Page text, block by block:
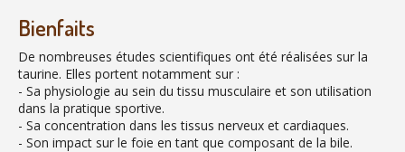
Bienfaits
De nombreuses études scientifiques ont été réalisées sur la
taurine. Elles portent notamment sur :
- Sa physiologie au sein du tissu musculaire et son utilisation
dans la pratique sportive.
- Sa concentration dans les tissus nerveux et cardiaques.
- Son impact sur le foie en tant que composant de la bile.